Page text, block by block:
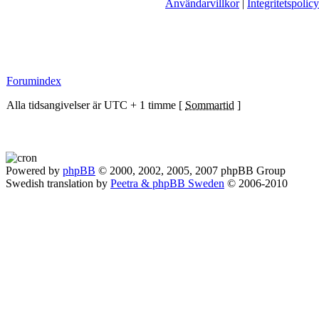
Användarvillkor| Integritetspolicy
Forumindex
Alla tidsangivelser är UTC + 1 timme [ Sommartid ]
Powered by phpBB © 2000, 2002, 2005, 2007 phpBB Group
Swedish translation by Peetra & phpBB Sweden © 2006-2010